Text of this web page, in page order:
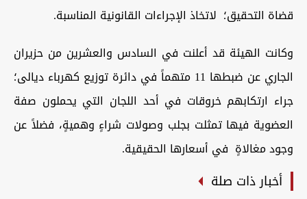
قضاة التحقيق؛ لاتخاذ الإجراءات القانونية المناسبة.
وكانت الهيئة قد أعلنت في السادس والعشرين من حزيران
الجاري عن ضبطها 11 متهماً في دائرة توزيع كهرباء ديالى؛
جراء ارتكابهم خروقات في أحد اللجان التي يحملون صفة
العضوية فيها تمثلت بجلب وصولات شراءٍ وهميةٍ، فضلاً عن
وجود مغالاةٍ في أسعارها الحقيقية.
أخبار ذات صلة